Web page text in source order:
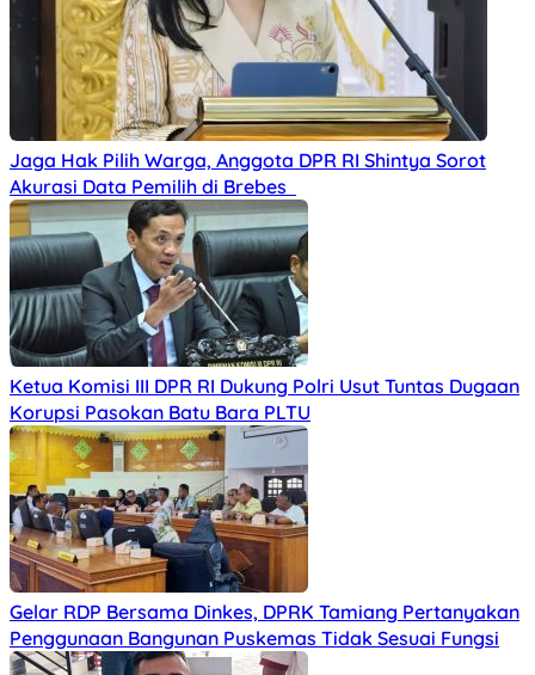
Jaga Hak Pilih Warga, Anggota DPR RI Shintya Sorot
Akurasi Data Pemilih di Brebes
Ketua Komisi III DPR RI Dukung Polri Usut Tuntas Dugaan
Korupsi Pasokan Batu Bara PLTU
Gelar RDP Bersama Dinkes, DPRK Tamiang Pertanyakan
Penggunaan Bangunan Puskemas Tidak Sesuai Fungsi